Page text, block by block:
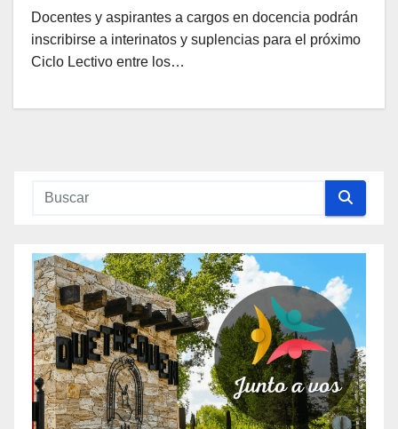
Docentes y aspirantes a cargos en docencia podrán
inscribirse a interinatos y suplencias para el próximo
Ciclo Lectivo entre los…